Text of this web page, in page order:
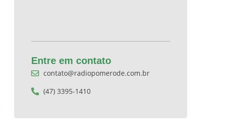
Entre em contato
contato@radiopomerode.com.br
(47) 3395-1410